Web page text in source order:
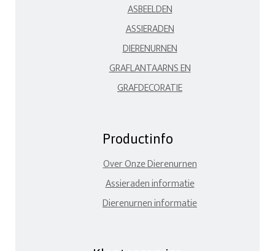
ASBEELDEN
ASSIERADEN
DIERENURNEN
GRAFLANTAARNS EN
GRAFDECORATIE
Productinfo
Over Onze Dierenurnen
Assieraden informatie
Dierenurnen informatie